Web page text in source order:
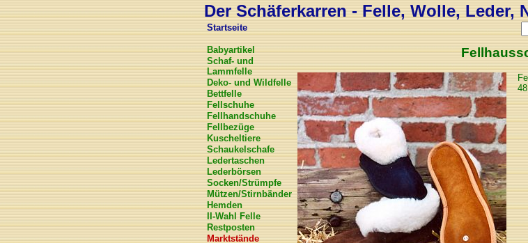
Der Schäferkarren - Felle, Wolle, Leder,
Startseite
Babyartikel
Schaf- und
Lammfelle
Deko- und Wildfelle
Bettfelle
Fellschuhe
Fellhandschuhe
Fellbezüge
Kuscheltiere
Schaukelschafe
Ledertaschen
Lederbörsen
Socken/Strümpfe
Mützen/Stirnbänder
Hemden
II-Wahl Felle
Restposten
Marktstände